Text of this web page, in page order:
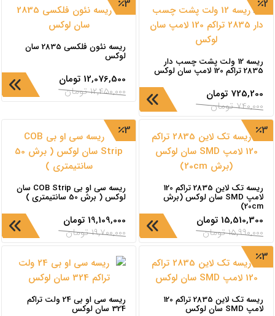
2
ریسه 12 ولت پشت چسب دار
2835 تراکم 120 لامپ سان لوکس
725,200 تومان
740,000 تومان
3
ریسه نئون فلکسی 2835 سان
لوکس
12,076,500 تومان
12,450,000 تومان
3
ریسه تک لاین 2835 تراکم 120
لامپ SMD سان لوکس (برش
20cm)
15,510,300 تومان
15,990,000 تومان
3
ریسه سی او بی COB Strip سان
لوکس ( برش 50 سانتیمتری )
19,109,000 تومان
19,700,000 تومان
3
ریسه تک لاین 2835 تراکم 120
لامپ SMD سان لوکس
ریسه سی‌ او‌ بی 24 ولت تراکم
324 سان‌ لوکس